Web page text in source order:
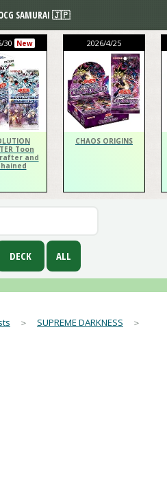
30 New
Toon
and
2026/4/25
CHAOS ORIGINS
＞ SUPREME DARKNESS ＞
SAMURAI 🇯🇵